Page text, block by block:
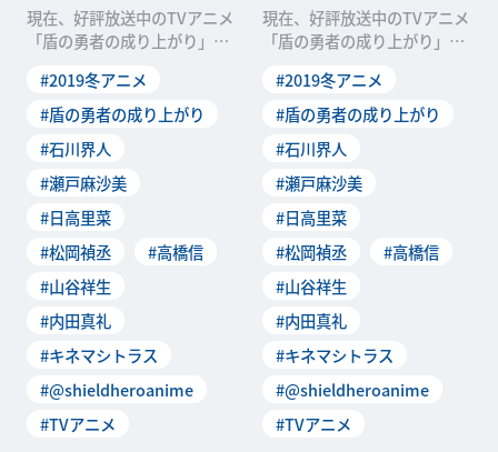
現在、好評放送中のTVアニメ
「盾の勇者の成り上がり」。
フ＆キャストによるリ
#2019冬アニメ
#盾の勇者の成り上がり
#石川界人
#瀬戸麻沙美
#日高里菜
#松岡禎丞
#高橋信
#山谷祥生
#内田真礼
#キネマシトラス
#@shieldheroanime
#TVアニメ
現在、好評放送中のTVアニメ
「盾の勇者の成り上がり」。
フ＆キャストによるリ
#2019冬アニメ
#盾の勇者の成り上がり
#石川界人
#瀬戸麻沙美
#日高里菜
#松岡禎丞
#高橋信
#山谷祥生
#内田真礼
#キネマシトラス
#@shieldheroanime
#TVアニメ